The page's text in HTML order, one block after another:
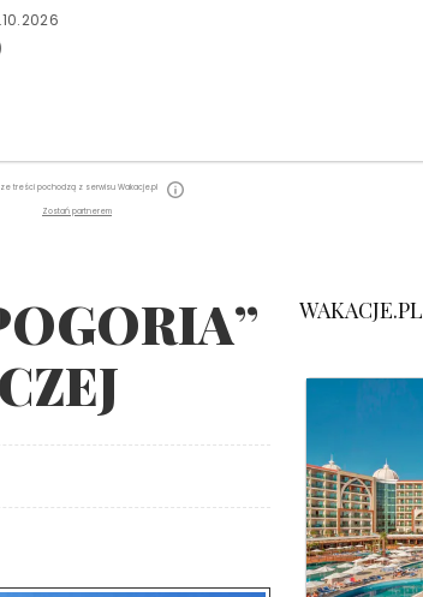
treści pochodzą z serwisu Wakacje.pl
Zostań partnerem
WAKACJE.PL